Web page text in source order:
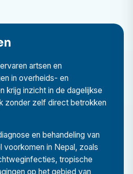
je medische stage krijg je
kennis; het is een kans
mooiste bestemmingen in Azië
exposure
functioneren
middelen en begrijp de
en Zuid-Aziatische
artsen en
in overheids- en
krijg inzicht in de dagelijkse
zonder zelf direct betrokken
en behandeling van
voorkomen in Nepal, zoals
tropische
op het gebied van